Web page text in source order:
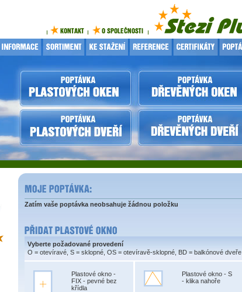
Zatím vaše poptávka neobsahuje žádnou položku
Vyberte požadované provedení
O = otevíravé, S = sklopné, OS = otevíravě-sklopné, BD = balkónové dveře
Plastové okno -
FIX - pevné bez
křídla
Plastové okno - S
- klika nahoře